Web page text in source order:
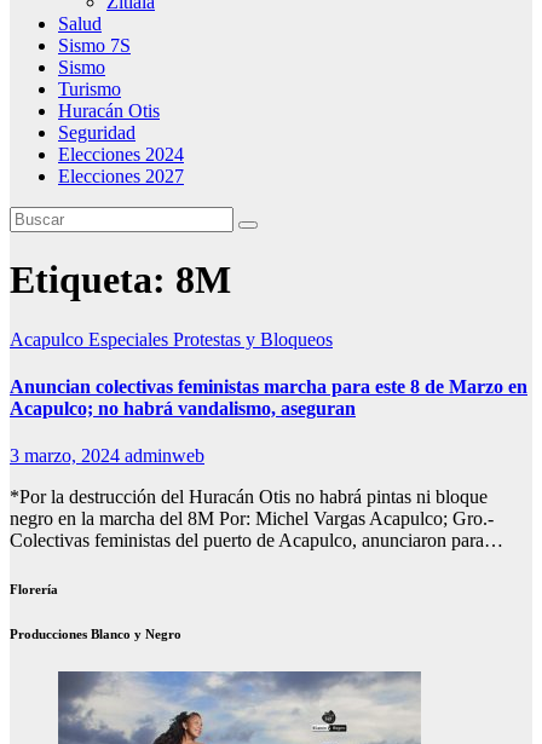
Salud
Sismo 7S
Sismo
Turismo
Huracán Otis
Seguridad
Elecciones 2024
Elecciones 2027
Etiqueta: 8M
Acapulco Especiales Protestas y Bloqueos
Anuncian colectivas feministas marcha para este 8 de Marzo en
Acapulco; no habrá vandalismo, aseguran
3 marzo, 2024 adminweb
*Por la destrucción del Huracán Otis no habrá pintas ni bloque
negro en la marcha del 8M Por: Michel Vargas Acapulco; Gro.-
Colectivas feministas del puerto de Acapulco, anunciaron para…
Florería
Producciones Blanco y Negro